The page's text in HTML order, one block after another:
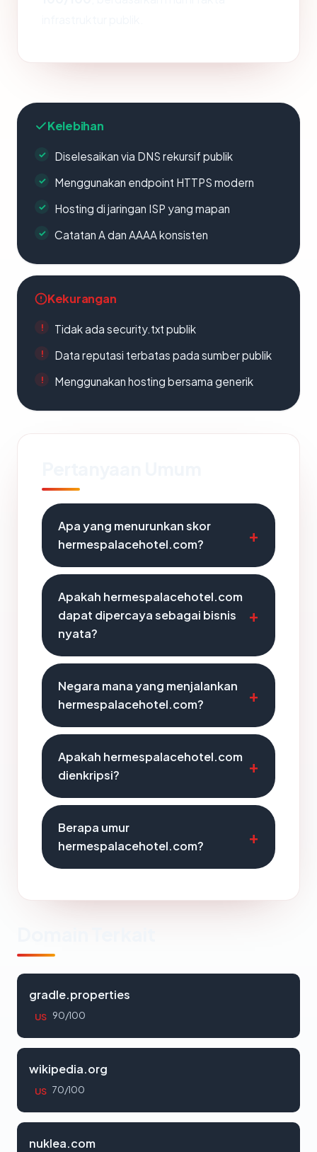
Kelebihan
Diselesaikan via DNS rekursif publik
Menggunakan endpoint HTTPS modern
Hosting di jaringan ISP yang mapan
Catatan A dan AAAA konsisten
Kekurangan
Tidak ada security.txt publik
Data reputasi terbatas pada sumber publik
Menggunakan hosting bersama generik
Apa yang menurunkan skor
hermespalacehotel.com?
Apakah hermespalacehotel.com
dapat dipercaya sebagai bisnis
nyata?
Negara mana yang menjalankan
hermespalacehotel.com?
Apakah hermespalacehotel.com
dienkripsi?
Berapa umur
hermespalacehotel.com?
gradle.properties
US 90/100
wikipedia.org
US 70/100
nuklea.com